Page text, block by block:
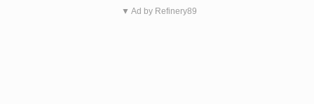
▼ Ad by Refinery89